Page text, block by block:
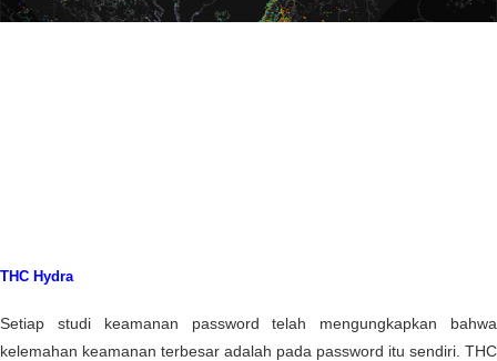
THC Hydra
Setiap studi keamanan password telah mengungkapkan bahwa
kelemahan keamanan terbesar adalah pada password itu sendiri. THC